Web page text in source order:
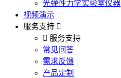
光弹性力学实验室仪器
视频演示
服务支持
服务支持
常见问答
需求反馈
产品定制